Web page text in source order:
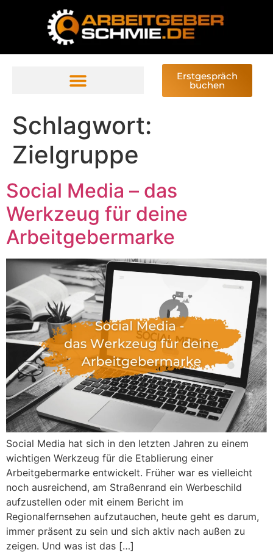
Erstgespräch
buchen
Schlagwort:
Zielgruppe
Social Media – das
Werkzeug für deine
Arbeitgebermarke
Social Media hat sich in den letzten Jahren zu einem
wichtigen Werkzeug für die Etablierung einer
Arbeitgebermarke entwickelt. Früher war es vielleicht
noch ausreichend, am Straßenrand ein Werbeschild
aufzustellen oder mit einem Bericht im
Regionalfernsehen aufzutauchen, heute geht es darum,
immer präsent zu sein und sich aktiv nach außen zu
zeigen. Und was ist das […]